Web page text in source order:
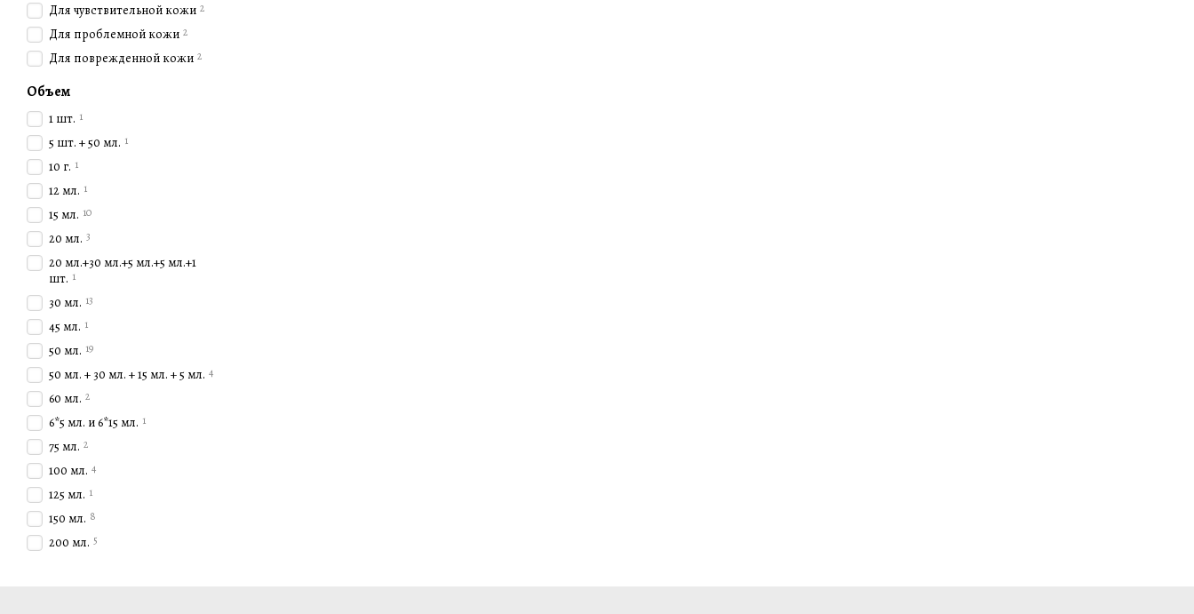
Для чувствительной кожи 2
Для проблемной кожи 2
Для поврежденной кожи 2
Объем
1 шт. 1
5 шт. + 50 мл. 1
10 г. 1
12 мл. 1
15 мл. 10
20 мл. 3
20 мл.+30 мл.+5 мл.+5 мл.+1
шт. 1
30 мл. 13
45 мл. 1
50 мл. 19
50 мл. + 30 мл. + 15 мл. + 5 мл. 4
60 мл. 2
6*5 мл. и 6*15 мл. 1
75 мл. 2
100 мл. 4
125 мл. 1
150 мл. 8
200 мл. 5